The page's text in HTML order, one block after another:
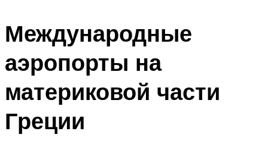
Международные
аэропорты на
материковой части
Греции